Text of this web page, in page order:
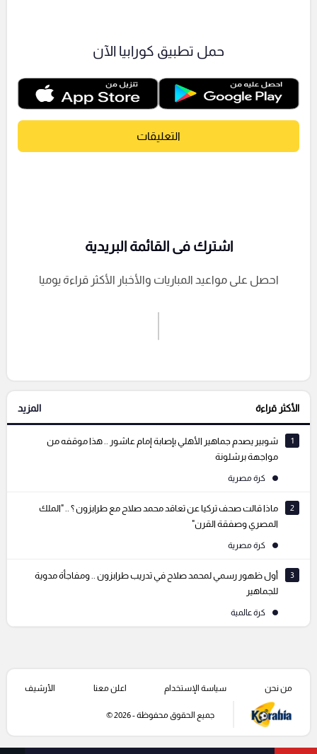
حمل تطبيق كورابيا الآن
التعليقات
إرسال تعليق
التعليقات السابقة
اشترك فى القائمة البريدية
احصل على مواعيد المباريات والأخبار الأكثر قراءة يوميا
الأكثر قراءة المزيد
1
شوبير يصدم جماهير الأهلي بإصابة إمام عاشور .. هذا موقفه من
مواجهة برشلونة
كرة مصرية
2
ماذا قالت صحف تركيا عن تعاقد محمد صلاح مع طرابزون ؟ .. "الملك
المصري وصفقة القرن"
كرة مصرية
3
أول ظهور رسمي لمحمد صلاح في تدريب طرابزون .. ومفاجأة مدوية
للجماهير
كرة عالمية
من نحن سياسة الإستخدام اعلن معنا الأرشيف
جميع الحقوق محفوظة - 2026 ©